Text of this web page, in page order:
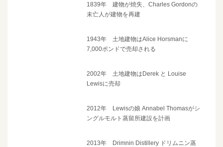
1839年 建物が焼失、Charles Gordonの
未亡人が建物を再建
1943年 土地建物はAlice Horsmanに
7,000ポンドで売却される
2002年 土地建物はDerek と Louise
Lewisに売却
2012年 Lewisの娘 Annabel Thomasがシ
ングルモルト蒸留所建設を計画
2013年 Drimnin Distillery ドリムニン蒸